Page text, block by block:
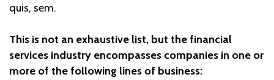
quis, sem.
This is not an exhaustive list, but the financial
services industry encompasses companies in one or
more of the following lines of business: